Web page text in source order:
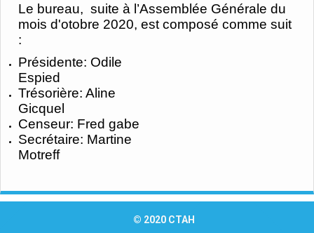
Le bureau, suite à l’Assemblée Générale du
mois d'otobre 2020, est composé comme suit
:
Présidente: Odile
Espied
Trésorière: Aline
Gicquel
Censeur: Fred gabe
Secrétaire: Martine
Motreff
© 2020 CTAH